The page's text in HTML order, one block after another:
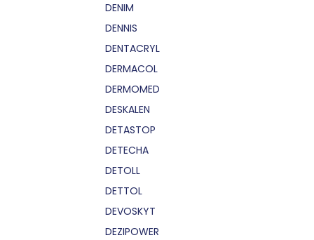
DENIM
DENNIS
DENTACRYL
DERMACOL
DERMOMED
DESKALEN
DETASTOP
DETECHA
DETOLL
DETTOL
DEVOSKYT
DEZIPOWER